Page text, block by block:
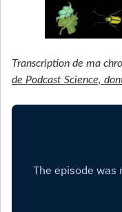
Transcription de ma
de Podcast Science,